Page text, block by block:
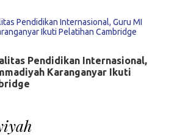
Pendidikan Internasional,
Karanganyar Ikuti